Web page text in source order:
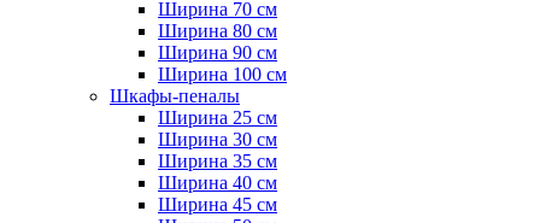
Ширина 70 см
Ширина 80 см
Ширина 90 см
Ширина 100 см
Шкафы-пеналы
Ширина 25 см
Ширина 30 см
Ширина 35 см
Ширина 40 см
Ширина 45 см